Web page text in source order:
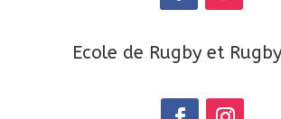
Ecole de Rugby et